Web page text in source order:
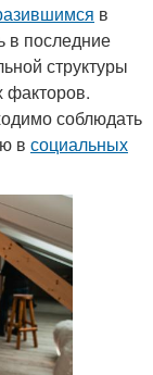
в
в последние
структуры
факторов.
соблюдать
в социальных